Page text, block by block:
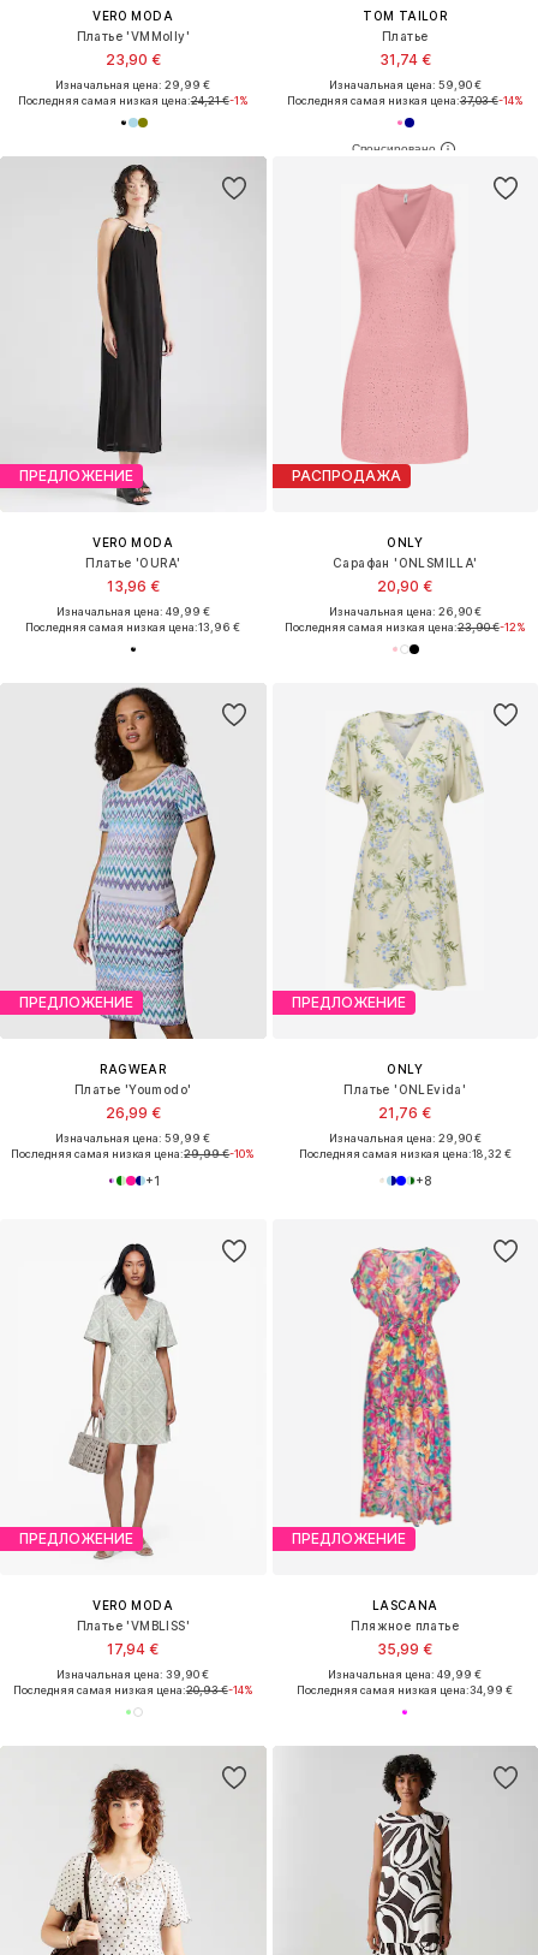
VERO MODA
Платье 'VMMolly'
23,90 €
Изначальная цена: 29,99 €
Последняя самая низкая цена:24,21 €-1%
TOM TAILOR
Платье
31,74 €
Изначальная цена: 59,90 €
Последняя самая низкая цена:37,03 €-14%
ПРЕДЛОЖЕНИЕ
VERO MODA
Платье 'OURA'
13,96 €
Изначальная цена: 49,99 €
Последняя самая низкая цена:13,96 €
РАСПРОДАЖА
ONLY
Сарафан 'ONLSMILLA'
20,90 €
Изначальная цена: 26,90 €
Последняя самая низкая цена:23,90 €-12%
ПРЕДЛОЖЕНИЕ
RAGWEAR
Платье 'Youmodo'
26,99 €
Изначальная цена: 59,99 €
Последняя самая низкая цена:29,99 €-10%
+1
ПРЕДЛОЖЕНИЕ
ONLY
Платье 'ONLEvida'
21,76 €
Изначальная цена: 29,90 €
Последняя самая низкая цена:18,32 €
+8
ПРЕДЛОЖЕНИЕ
VERO MODA
Платье 'VMBLISS'
17,94 €
Изначальная цена: 39,90 €
Последняя самая низкая цена:20,93 €-14%
ПРЕДЛОЖЕНИЕ
LASCANA
Пляжное платье
35,99 €
Изначальная цена: 49,99 €
Последняя самая низкая цена:34,99 €